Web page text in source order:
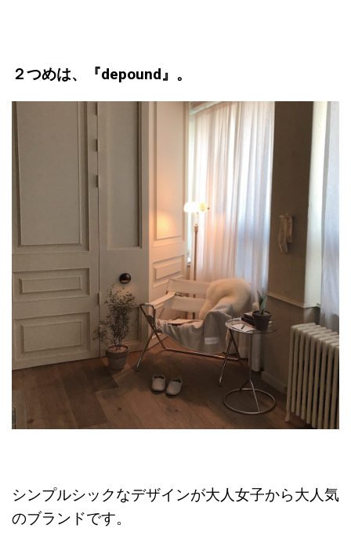
２つめは、『depound』。
シンプルシックなデザインが大人女子から大人気
のブランドです。